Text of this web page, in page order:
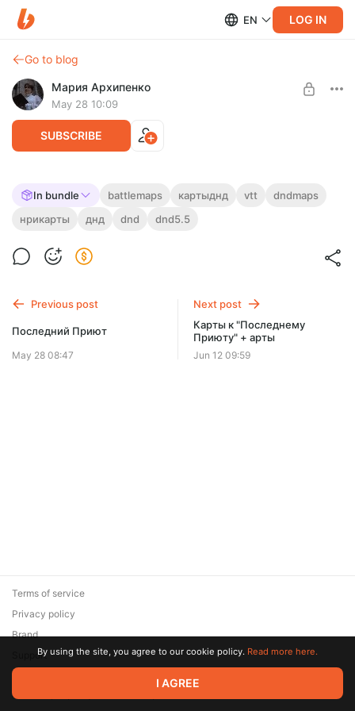
EN LOG IN
Go to blog
Мария Архипенко
May 28 10:09
SUBSCRIBE
Полный набор карт к приключению
«Последний Приют»
«Последний Приют».
Level required:
In bundle battlemaps картыднд vtt
dndmaps
нрикарты
днд dnd dnd5.5
Previous post
Последний Приют
May 28 08:47
Next post
Карты к "Последнему
Приюту" + арты
Jun 12 09:59
© 2026 Zaya Solutions Limited. All rights reserved. All trademarks
are the property of their respective owners.
Terms of service
Privacy policy
Brand
SupportBy using the site, you agree to our cookie policy. Read more here.
I AGREE